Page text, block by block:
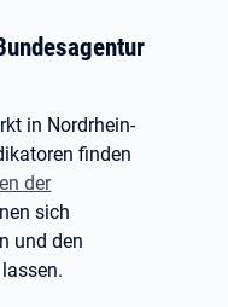
in Nordrhein-
finden
der
sich
und den